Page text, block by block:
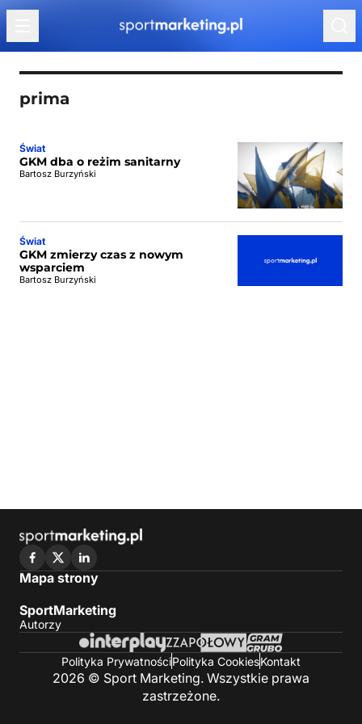
Przejdź do treści
prima
Świat
GKM dba o reżim sanitarny
Bartosz Burzyński
Świat
GKM zmierzy czas z nowym
wsparciem
Bartosz Burzyński
Mapa strony
SportMarketing
Autorzy
Polityka PrywatnościPolityka CookiesKontakt
2026 © Sport Marketing. Wszystkie prawa
zastrzeżone.